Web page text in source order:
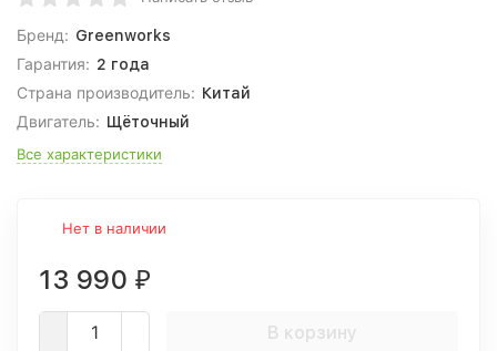
Бренд: Greenworks
Гарантия: 2 года
Страна производитель: Китай
Двигатель: Щёточный
Все характеристики
Нет в наличии
13 990 ₽
В корзину